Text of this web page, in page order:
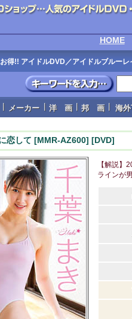
HOME
得!! アイドルDVD／アイドルブルー
| メーカー | 洋 画 | 邦 画 | 海
恋して [MMR-AZ600] [DVD]
【解説】
ラインが